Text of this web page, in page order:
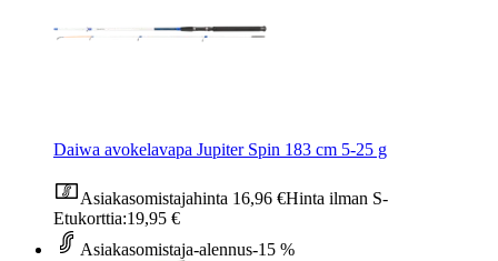
Daiwa avokelavapa Jupiter Spin 183 cm 5-25 g
Asiakasomistajahinta 16,96 €Hinta ilman S-
Etukorttia:19,95 €
Asiakasomistaja-alennus-15 %